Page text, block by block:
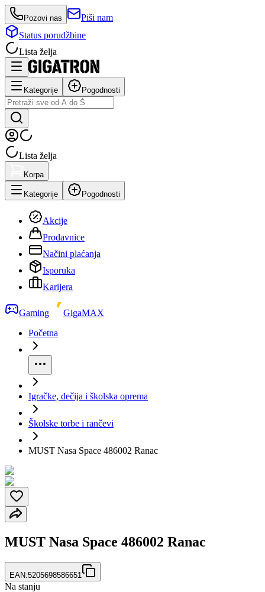
Pozovi nas
Piši nam
Status porudžbine
Lista želja
Kategorije Pogodnosti
Lista želja
Korpa
Kategorije Pogodnosti
Akcije
Prodavnice
Načini plaćanja
Isporuka
Karijera
Gaming
GigaMAX
Početna
Igračke, dečija i školska oprema
Školske torbe i rančevi
MUST Nasa Space 486002 Ranac
MUST Nasa Space 486002 Ranac
EAN:5205698586651
Na stanju